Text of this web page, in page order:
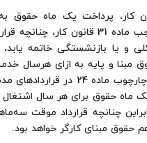
کار، پرداخت یک ماه حقوق
اشتغال است. به‌موجب ماده 31 قانون کار،
کلی و یا بازنشستگی خاتمه
مبنا و پایه به ازای هرسال
مزایای پایان کار در چارچوب ماده
ماه حقوق برای هر سال اشتغال
چنانچه قرارداد موقت